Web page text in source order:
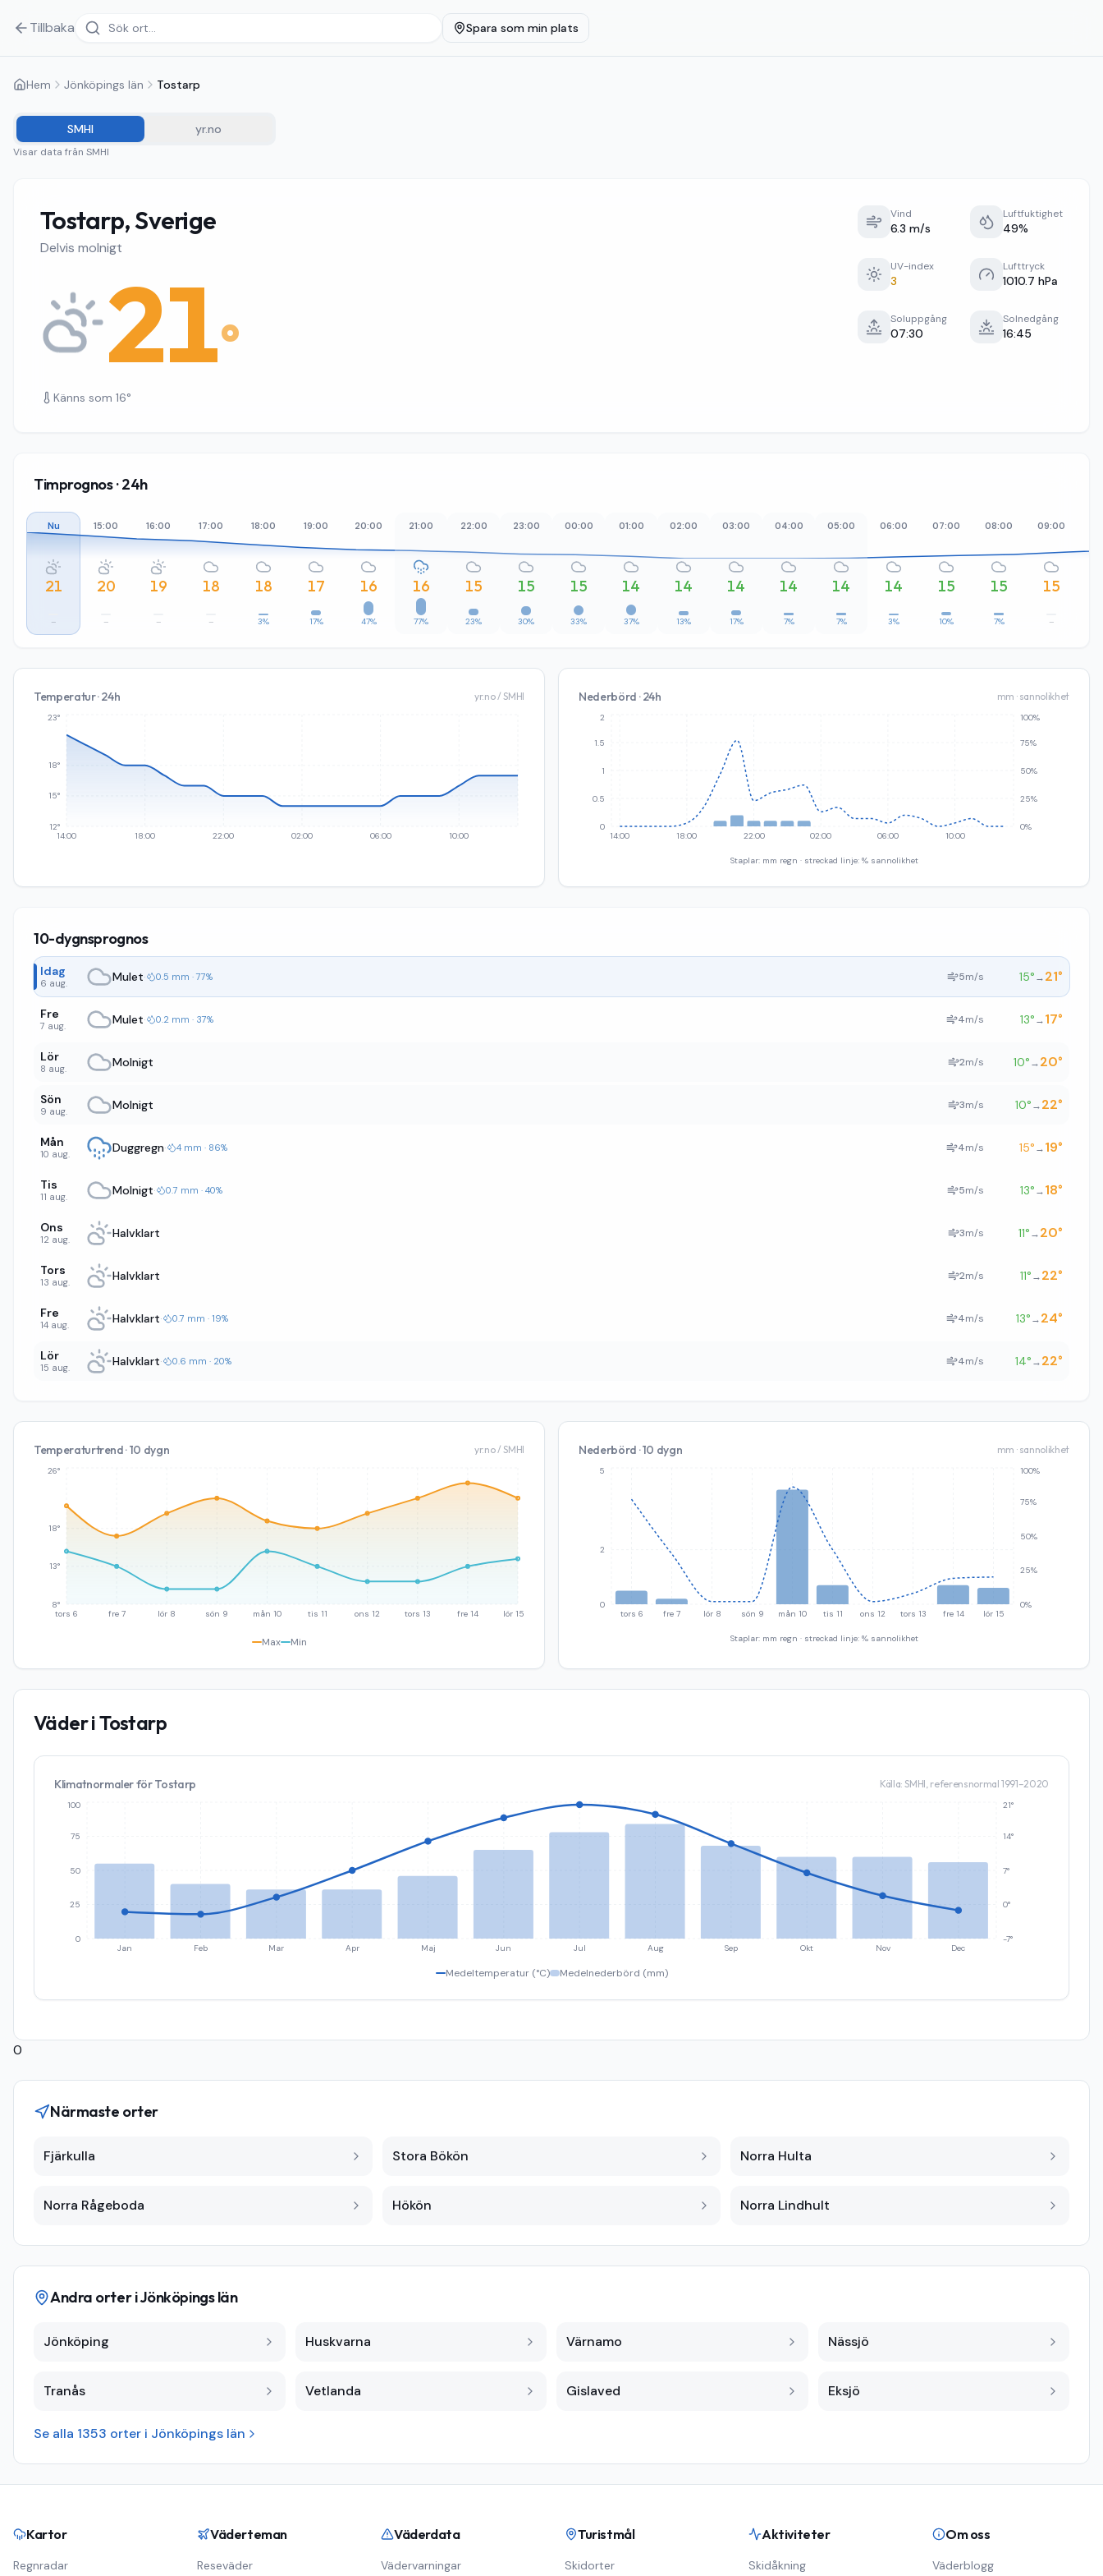
Tillbaka Spara som min plats
Hem Jönköpings län Tostarp
SMHI yr.no
Visar data från SMHI
Tostarp, Sverige
Delvis molnigt
21°
Känns som 16°
Vind
6.3 m/s
Luftfuktighet
49%
UV-index
3
Lufttryck
1010.7 hPa
Soluppgång
07:30
Solnedgång
16:45
Timprognos · 24h
Nu
21
–
15:00
20
–
16:00
19
–
17:00
18
–
18:00
18
3%
19:00
17
17%
20:00
16
47%
21:00
16
77%
22:00
15
23%
23:00
15
30%
00:00
15
33%
01:00
14
37%
02:00
14
13%
03:00
14
17%
04:00
14
7%
05:00
14
7%
06:00
14
3%
07:00
15
10%
08:00
15
7%
09:00
15
–
Temperatur · 24h yr.no / SMHI
14:00 18:00 22:00 02:00 06:00 10:00
12°
15°
18°
23°
Nederbörd · 24h mm · sannolikhet
14:00 18:00 22:00 02:00 06:00 10:00
0
0.5
1
1.5
2
0%
25%
50%
75%
100%
Staplar: mm regn · streckad linje: % sannolikhet
10-dygnsprognos
Idag
6 aug. Mulet· 0.5 mm · 77% 5m/s 15°→21°
Fre
7 aug. Mulet· 0.2 mm · 37% 4m/s 13°→17°
Lör
8 aug. Molnigt 2m/s 10°→20°
Sön
9 aug. Molnigt 3m/s 10°→22°
Mån
10 aug. Duggregn· 4 mm · 86% 4m/s 15°→19°
Tis
11 aug. Molnigt· 0.7 mm · 40% 5m/s 13°→18°
Ons
12 aug. Halvklart 3m/s 11°→20°
Tors
13 aug. Halvklart 2m/s 11°→22°
Fre
14 aug. Halvklart· 0.7 mm · 19% 4m/s 13°→24°
Lör
15 aug. Halvklart· 0.6 mm · 20% 4m/s 14°→22°
Temperaturtrend · 10 dygn yr.no / SMHI
tors 6 fre 7 lör 8 sön 9 mån 10 tis 11 ons 12 tors 13 fre 14 lör 15
8°
13°
18°
26°
Max Min
Nederbörd · 10 dygn mm · sannolikhet
tors 6 fre 7 lör 8 sön 9 mån 10 tis 11 ons 12 tors 13 fre 14 lör 15
0
2
5
0%
25%
50%
75%
100%
Staplar: mm regn · streckad linje: % sannolikhet
Väder iTostarp
Klimatnormaler förTostarp Källa: SMHI, referensnormal 1991–2020
Jan Feb Mar Apr Maj Jun Jul Aug Sep Okt Nov Dec
0
25
50
75
100
-7°
0°
7°
14°
21°
Medeltemperatur (°C) Medelnederbörd (mm)
0
Närmaste orter
Fjärkulla Stora Bökön Norra Hulta
Norra Rågeboda Hökön Norra Lindhult
Andra orter iJönköpings län
Jönköping Huskvarna Värnamo Nässjö
Tranås Vetlanda Gislaved Eksjö
Se alla 1353 orter i Jönköpings län
Kartor
Regnradar
Väderteman
Reseväder
Väderdata
Vädervarningar
Turistmål
Skidorter
Aktiviteter
Skidåkning
Om oss
Väderblogg